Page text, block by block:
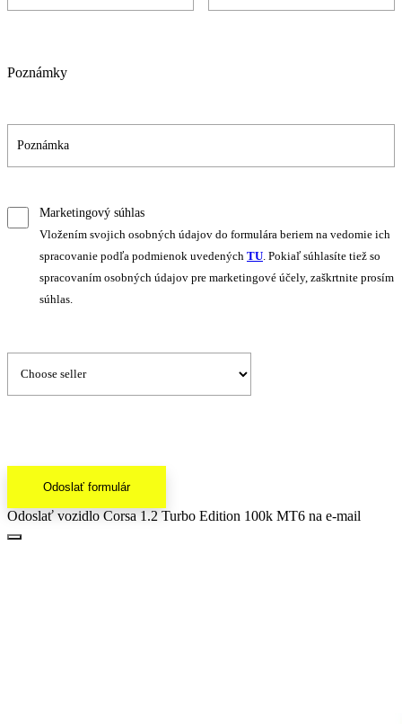
Poznámky
Marketingový súhlas
Vložením svojich osobných údajov do formulára beriem na vedomie ich
spracovanie podľa podmienok uvedených TU . Pokiaľ súhlasíte tiež so
spracovaním osobných údajov pre marketingové účely, zaškrtnite prosím
súhlas.
Odoslať formulár
Odoslať vozidlo Corsa 1.2 Turbo Edition 100k MT6 na e-mail